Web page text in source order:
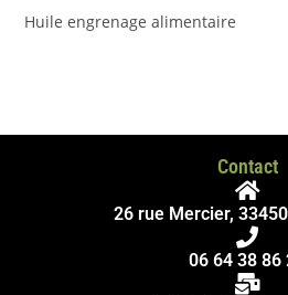
Huile engrenage alimentaire
Contact
26 rue Mercier,
06 64 38 86